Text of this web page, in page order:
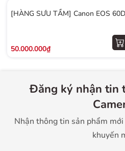
[HÀNG SƯU TẦM] Canon EOS
50.000.000₫
Đăng ký nhận tin
Nhận thông tin sản phẩm
khuyến